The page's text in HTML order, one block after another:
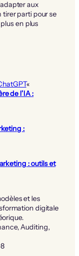
aux
tirer parti pour se
en plus
«
de l’IA :
:
: outils et
et les
digitale
Auditing,